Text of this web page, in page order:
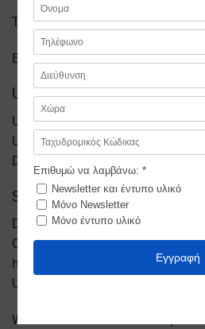
Telefon: 017641826489
E-Mail: info@patriotaki.de
Umsatzsteuer-ID
Umsatzsteuer-
Umsatzsteuergesetz:
DE 317 339 766
Streitschlichtung
Die Europäische Kommission
Online-Streitbeilegung (OS) bereit:
https://ec.europa.eu/consumers/
Unsere E-Mail-Adresse finden Sie
Wir sind nicht bereit oder